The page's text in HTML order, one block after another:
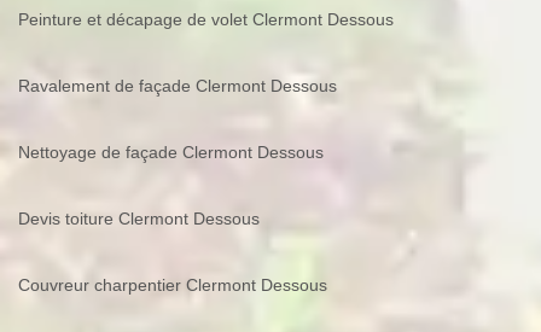
Peinture et décapage de volet Clermont Dessous
Ravalement de façade Clermont Dessous
Nettoyage de façade Clermont Dessous
Devis toiture Clermont Dessous
Couvreur charpentier Clermont Dessous